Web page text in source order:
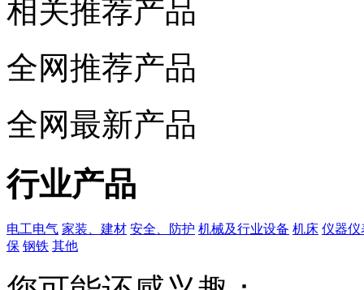
相关推荐产品
全网推荐产品
全网最新产品
行业产品
电工电气 家装、建材 安全、防护 机械及行业设备 机床 仪器仪
保 钢铁 其他